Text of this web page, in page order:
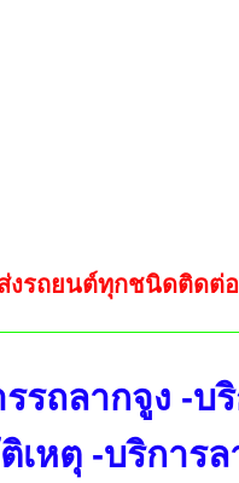
งรถยนต์ทุกชนิดติดต่
รถลากจูง -บ
เหตุ -บริการล